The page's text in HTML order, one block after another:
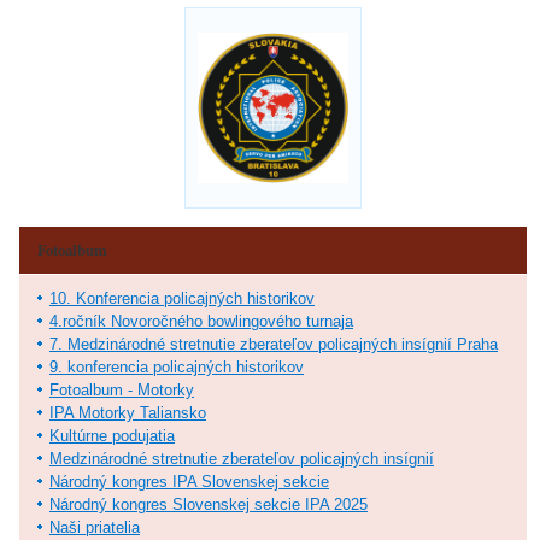
Fotoalbum
10. Konferencia policajných historikov
4.ročník Novoročného bowlingového turnaja
7. Medzinárodné stretnutie zberateľov policajných insígnií Praha
9. konferencia policajných historikov
Fotoalbum - Motorky
IPA Motorky Taliansko
Kultúrne podujatia
Medzinárodné stretnutie zberateľov policajných insígnií
Národný kongres IPA Slovenskej sekcie
Národný kongres Slovenskej sekcie IPA 2025
Naši priatelia